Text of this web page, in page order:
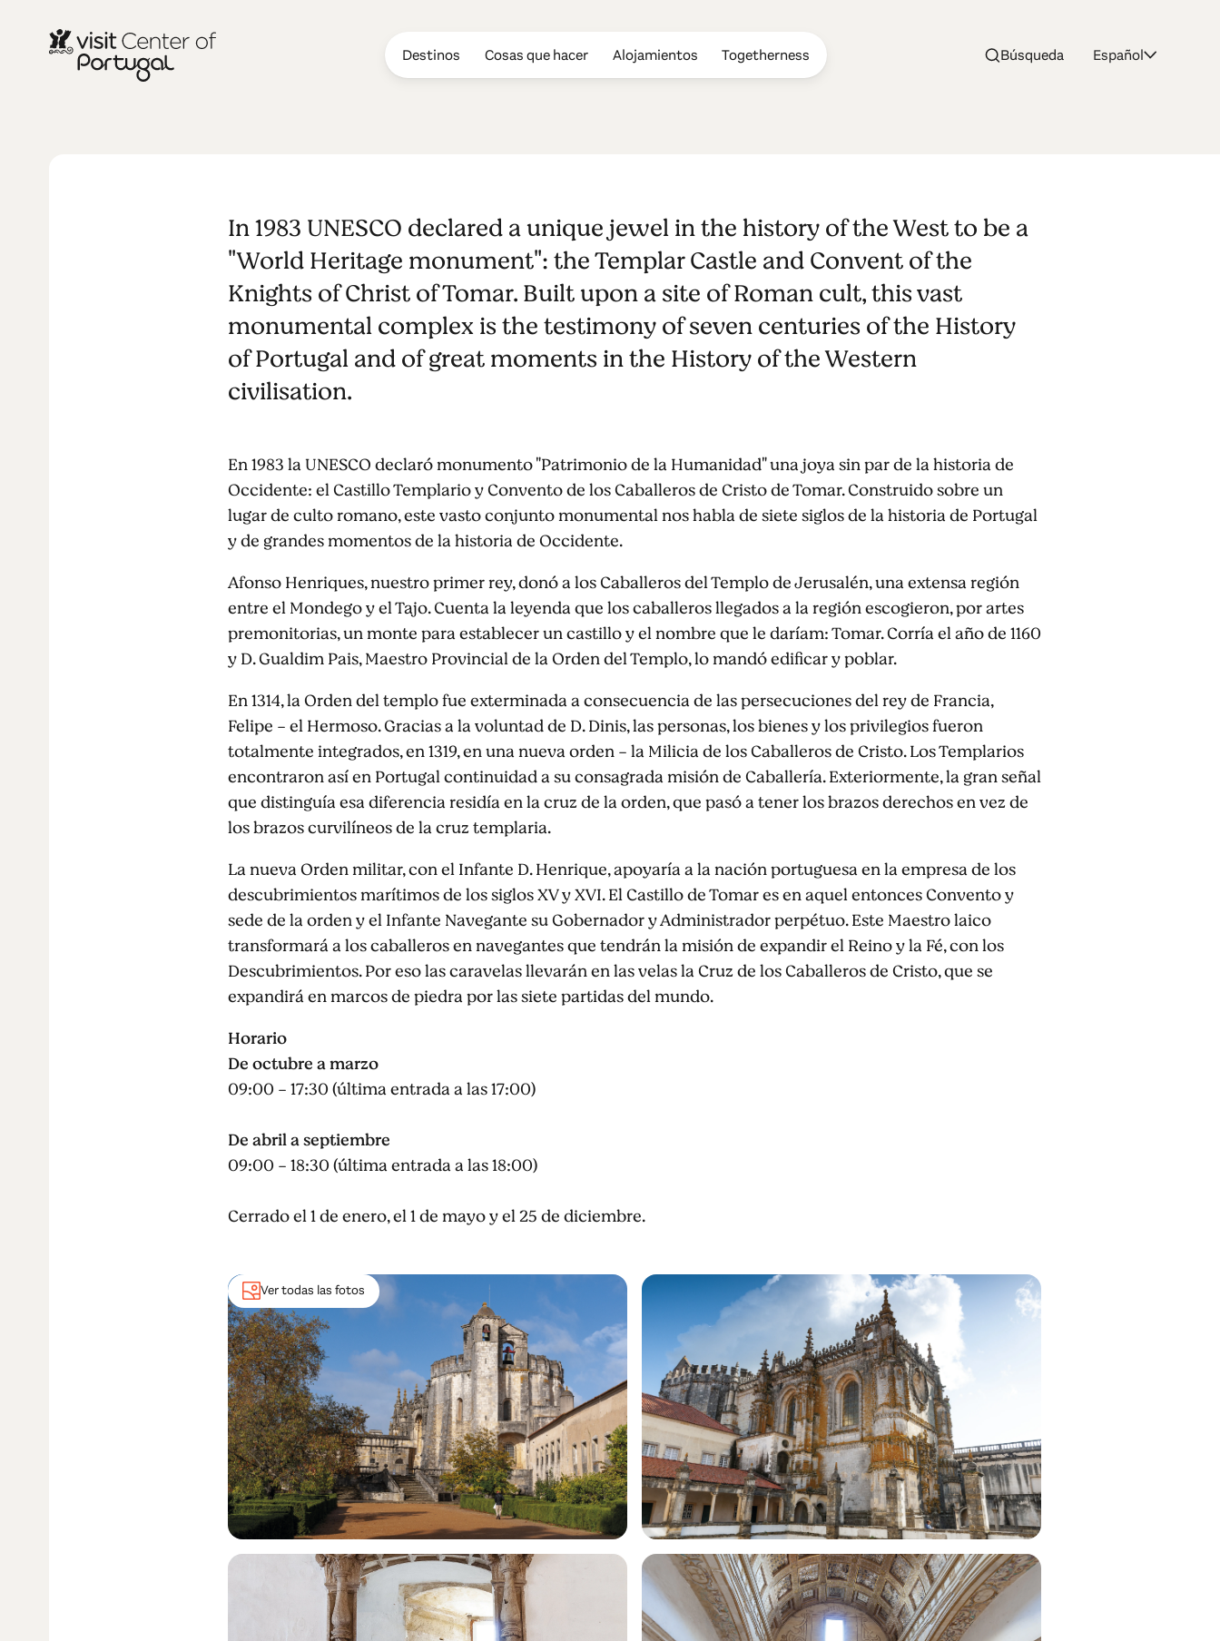
Destinos Cosas que hacer Alojamientos Togetherness Búsqueda Español
Convento de Cristo Patrimonio
Mundial de UNESCO
In 1983 UNESCO declared a unique jewel in the history of the West to be a
"World Heritage monument": the Templar Castle and Convent of the
Knights of Christ of Tomar. Built upon a site of Roman cult, this vast
monumental complex is the testimony of seven centuries of the History
of Portugal and of great moments in the History of the Western
civilisation.
En 1983 la UNESCO declaró monumento "Patrimonio de la Humanidad" una joya sin par de la historia de
Occidente: el Castillo Templario y Convento de los Caballeros de Cristo de Tomar. Construido sobre un
lugar de culto romano, este vasto conjunto monumental nos habla de siete siglos de la historia de Portugal
y de grandes momentos de la historia de Occidente.
Afonso Henriques, nuestro primer rey, donó a los Caballeros del Templo de Jerusalén, una extensa región
entre el Mondego y el Tajo. Cuenta la leyenda que los caballeros llegados a la región escogieron, por artes
premonitorias, un monte para establecer un castillo y el nombre que le daríam: Tomar. Corría el año de 1160
y D. Gualdim Pais, Maestro Provincial de la Orden del Templo, lo mandó edificar y poblar.
En 1314, la Orden del templo fue exterminada a consecuencia de las persecuciones del rey de Francia,
Felipe - el Hermoso. Gracias a la voluntad de D. Dinis, las personas, los bienes y los privilegios fueron
totalmente integrados, en 1319, en una nueva orden - la Milicia de los Caballeros de Cristo. Los Templarios
encontraron así en Portugal continuidad a su consagrada misión de Caballería. Exteriormente, la gran señal
que distinguía esa diferencia residía en la cruz de la orden, que pasó a tener los brazos derechos en vez de
los brazos curvilíneos de la cruz templaria.
La nueva Orden militar, con el Infante D. Henrique, apoyaría a la nación portuguesa en la empresa de los
descubrimientos marítimos de los siglos XV y XVI. El Castillo de Tomar es en aquel entonces Convento y
sede de la orden y el Infante Navegante su Gobernador y Administrador perpétuo. Este Maestro laico
transformará a los caballeros en navegantes que tendrán la misión de expandir el Reino y la Fé, con los
Descubrimientos. Por eso las caravelas llevarán en las velas la Cruz de los Caballeros de Cristo, que se
expandirá en marcos de piedra por las siete partidas del mundo.
Horario
De octubre a marzo
09:00 - 17:30 (última entrada a las 17:00)
De abril a septiembre
09:00 - 18:30 (última entrada a las 18:00)
Cerrado el 1 de enero, el 1 de mayo y el 25 de diciembre.
Ver todas las fotos